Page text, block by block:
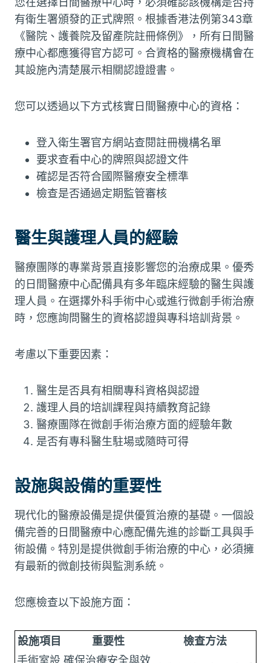
有衛生署頒發的正式牌照。根據香港法例第343章
《醫院、護養院及留產院註冊條例》，所有日間醫
療中心都應獲得官方認可。合資格的醫療機構會在
其設施內清楚展示相關認證證書。
您可以透過以下方式核實日間醫療中心的資格：
登入衛生署官方網站查閱註冊機構名單
要求查看中心的牌照與認證文件
確認是否符合國際醫療安全標準
檢查是否通過定期監管審核
醫生與護理人員的經驗
醫療團隊的專業背景直接影響您的治療成果。優秀
的日間醫療中心配備具有多年臨床經驗的醫生與護
理人員。在選擇外科手術中心或進行微創手術治療
時，您應詢問醫生的資格認證與專科培訓背景。
考慮以下重要因素：
醫生是否具有相關專科資格與認證
護理人員的培訓課程與持續教育記錄
醫療團隊在微創手術治療方面的經驗年數
是否有專科醫生駐場或隨時可得
設施與設備的重要性
現代化的醫療設備是提供優質治療的基礎。一個設
備完善的日間醫療中心應配備先進的診斷工具與手
術設備。特別是提供微創手術治療的中心，必須擁
有最新的微創技術與監測系統。
您應檢查以下設施方面：
設施項目 重要性
檢查方法
手術室設 確保治療安全與效